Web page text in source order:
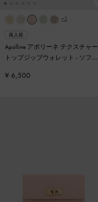
+2
再入荷
Apolline アポリーネ テクスチャー
トップジップウォレット - ソフト
¥ 6,500